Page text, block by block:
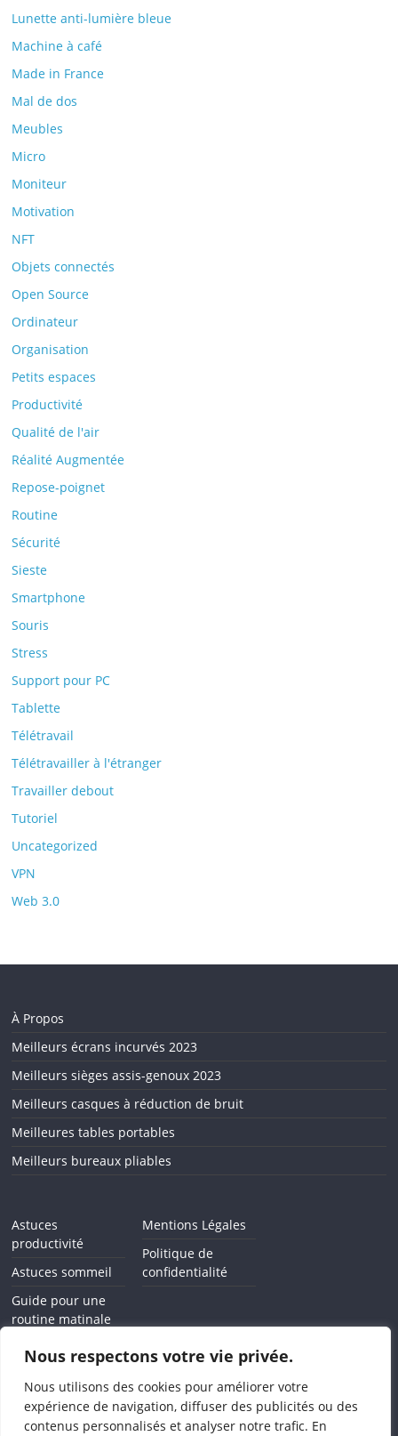
Nous respectons votre vie privée.
Nous utilisons des cookies pour améliorer votre
expérience de navigation, diffuser des publicités ou des
contenus personnalisés et analyser notre trafic. En
Lunette anti-lumière bleue
Machine à café
Made in France
Mal de dos
Meubles
Micro
Moniteur
Motivation
NFT
Objets connectés
Open Source
Ordinateur
Organisation
Petits espaces
Productivité
Qualité de l'air
Réalité Augmentée
Repose-poignet
Routine
Sécurité
Sieste
Smartphone
Souris
Stress
Support pour PC
Tablette
Télétravail
Télétravailler à l'étranger
Travailler debout
Tutoriel
Uncategorized
VPN
Web 3.0
À Propos
Meilleurs écrans incurvés 2023
Meilleurs sièges assis-genoux 2023
Meilleurs casques à réduction de bruit
Meilleures tables portables
Meilleurs bureaux pliables
Astuces
productivité
Astuces sommeil
Guide pour une
routine matinale
Comment arrêter
l'addiction au
smartphone
Mentions Légales
Politique de
confidentialité